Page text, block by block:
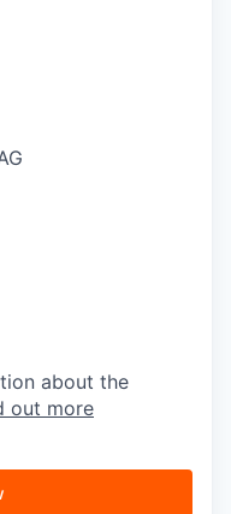
about the
out more